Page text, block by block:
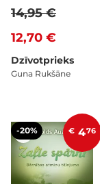
12,70 €
14,95 €
Dzīvotprieks
Guna Rukšāne
-20% € 476